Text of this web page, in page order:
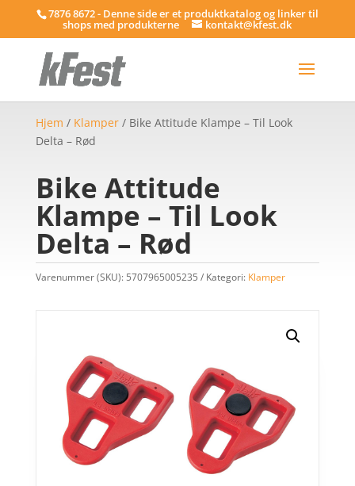
7876 8672 - Denne side er et produktkatalog og linker til
shops med produkterne kontakt@kfest.dk
Hjem / Klamper/ Bike Attitude Klampe – Til Look
Delta – Rød
Bike Attitude
Klampe – Til Look
Delta – Rød
Varenummer (SKU): 5707965005235 Kategori: Klamper